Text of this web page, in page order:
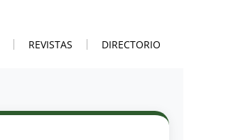
REVISTAS DIRECTORIO